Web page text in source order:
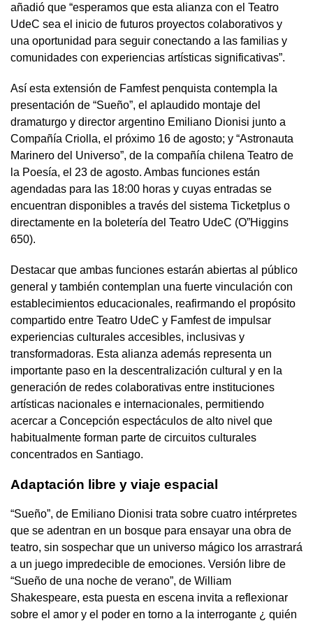
añadió que “esperamos que esta alianza con el Teatro
UdeC sea el inicio de futuros proyectos colaborativos y
una oportunidad para seguir conectando a las familias y
comunidades con experiencias artísticas significativas”.
Así esta extensión de Famfest penquista contempla la
presentación de “Sueño”, el aplaudido montaje del
dramaturgo y director argentino Emiliano Dionisi junto a
Compañía Criolla, el próximo 16 de agosto; y “Astronauta
Marinero del Universo”, de la compañía chilena Teatro de
la Poesía, el 23 de agosto. Ambas funciones están
agendadas para las 18:00 horas y cuyas entradas se
encuentran disponibles a través del sistema Ticketplus o
directamente en la boletería del Teatro UdeC (O”Higgins
650).
Destacar que ambas funciones estarán abiertas al público
general y también contemplan una fuerte vinculación con
establecimientos educacionales, reafirmando el propósito
compartido entre Teatro UdeC y Famfest de impulsar
experiencias culturales accesibles, inclusivas y
transformadoras. Esta alianza además representa un
importante paso en la descentralización cultural y en la
generación de redes colaborativas entre instituciones
artísticas nacionales e internacionales, permitiendo
acercar a Concepción espectáculos de alto nivel que
habitualmente forman parte de circuitos culturales
concentrados en Santiago.
Adaptación libre y viaje espacial
“Sueño”, de Emiliano Dionisi trata sobre cuatro intérpretes
que se adentran en un bosque para ensayar una obra de
teatro, sin sospechar que un universo mágico los arrastrará
a un juego impredecible de emociones. Versión libre de
“Sueño de una noche de verano”, de William
Shakespeare, esta puesta en escena invita a reflexionar
sobre el amor y el poder en torno a la interrogante ¿ quién